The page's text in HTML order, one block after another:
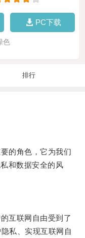
PC下载
色
排行
的角色，它为我们
和数据安全的风
互联网自由受到了
私、实现互联网自